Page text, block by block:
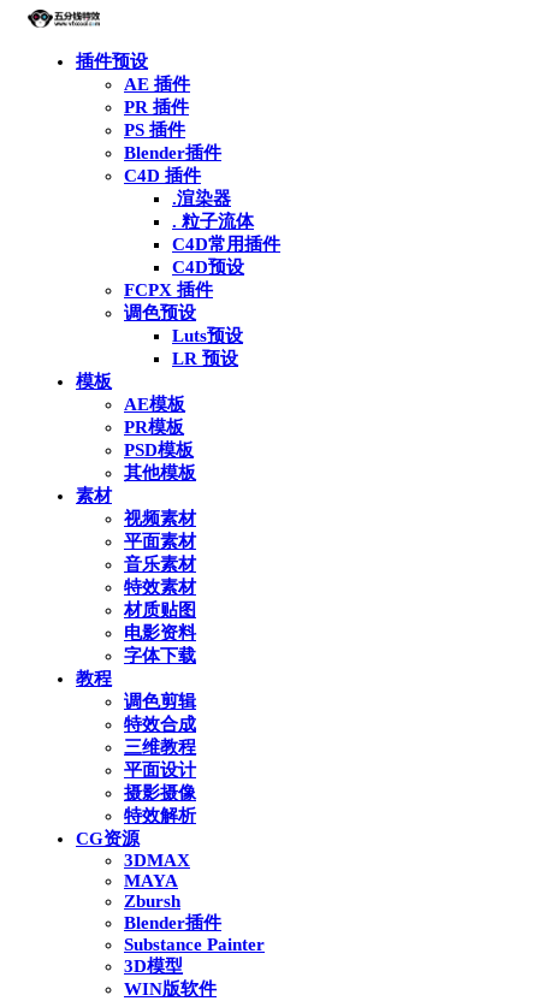
插件预设
AE 插件
PR 插件
PS 插件
Blender插件
C4D 插件
.渲染器
. 粒子流体
C4D常用插件
C4D预设
FCPX 插件
调色预设
Luts预设
LR 预设
模板
AE模板
PR模板
PSD模板
其他模板
素材
视频素材
平面素材
音乐素材
特效素材
材质贴图
电影资料
字体下载
教程
调色剪辑
特效合成
三维教程
平面设计
摄影摄像
特效解析
CG资源
3DMAX
MAYA
Zbursh
Blender插件
Substance Painter
3D模型
WIN版软件